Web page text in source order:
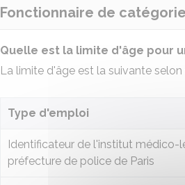
Fonctionnaire de
Quelle est la limite d'âge pour
La limite d'âge est la suivante
Type d'emploi
Identificateur de l'institut médico-
préfecture de police de Paris